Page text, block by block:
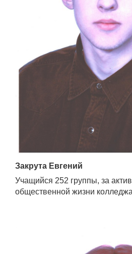
Закрута Евгений
Учащийся 252 группы, за
общественной жизни колледжа